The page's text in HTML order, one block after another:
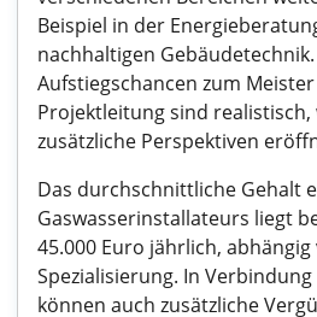
Beispiel in der
nachhaltigen
Aufstiegschancen zum
Projektleitung sind realistisch,
zusätzliche Perspektiven
Das durchschnittliche Gehalt
Gaswasserinstallateurs liegt
45.000 Euro jährlich,
Spezialisierung. In
können auch zusätzliche